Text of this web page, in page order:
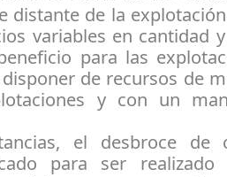
distante de la
variables en cantidad
para las
de recursos de
y con un
el desbroce de
para ser realizado